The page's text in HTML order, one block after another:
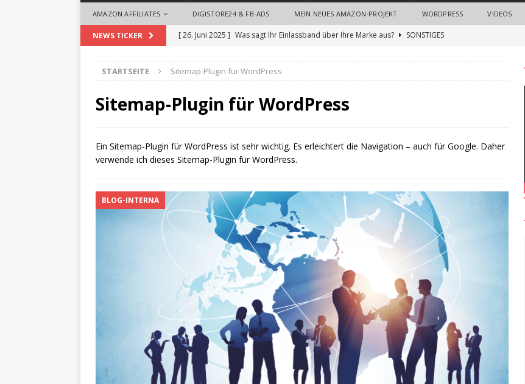
AMAZON AFFILIATES DIGISTORE24 & FB-ADS MEIN NEUES AMAZON-PROJEKT WORDPRESS VIDEOS
NEWS TICKER [ 26. Juni 2025 ] Was sagt Ihr Einlassband über Ihre Marke aus?
SONSTIGES
ALLGEMEIN
[ 18. September 2024 ]
Die Bedeutung von Imagefilmen und professionellen
Videoproduktionen für Unternehmen
ALLGEMEIN
Headhuntern profitieren
ALLGEMEIN
STARTSEITE Sitemap-Plugin für WordPress
Sitemap-Plugin für WordPress
Ein Sitemap-Plugin für WordPress ist sehr wichtig. Es erleichtert die Navigation – auch für Google. Daher
verwende ich dieses Sitemap-Plugin für WordPress.
BLOG-INTERNA